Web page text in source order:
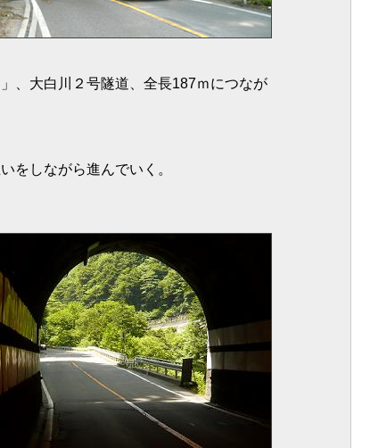
、大白川２号隧道、全長187ｍにつなが
をしながら進んでいく。